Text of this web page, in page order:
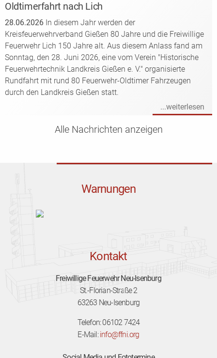
Oldtimerfahrt nach Lich
28.06.2026 In diesem Jahr werden der
Kreisfeuerwehrverband Gießen 80 Jahre und die Freiwillige
Feuerwehr Lich 150 Jahre alt. Aus diesem Anlass fand am
Sonntag, den 28. Juni 2026, eine vom Verein "Historische
Feuerwehrtechnik Landkreis Gießen e. V." organisierte
Rundfahrt mit rund 80 Feuerwehr-Oldtimer Fahrzeugen
durch den Landkreis Gießen statt.
...weiterlesen
Alle Nachrichten anzeigen
Warnungen
Kontakt
Freiwillige Feuerwehr Neu-Isenburg
St.-Florian-Straße 2
63263 Neu-Isenburg
Telefon: 06102 7424
E-Mail:info@ffni.org